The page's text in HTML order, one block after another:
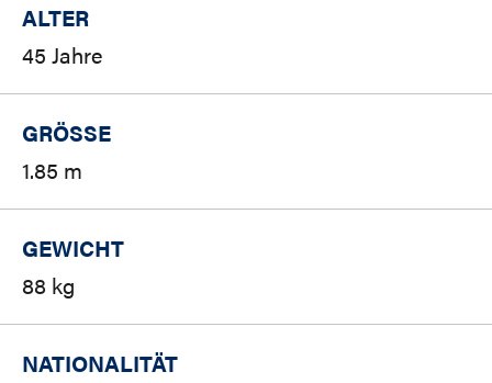
ALTER
45 Jahre
GRÖSSE
1.85 m
GEWICHT
88 kg
NATIONALITÄT